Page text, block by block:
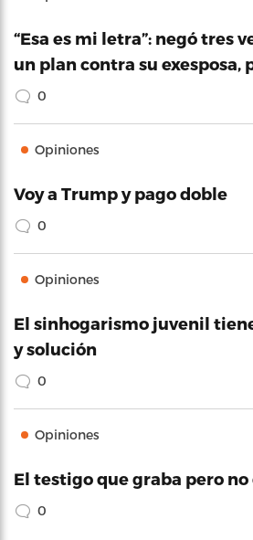
“Esa es mi letra”: negó tres
un plan contra su exesposa,
0
Opiniones
Voy a Trump y pago doble
0
Opiniones
El sinhogarismo juvenil
y solución
0
Opiniones
El testigo que graba pero no
0